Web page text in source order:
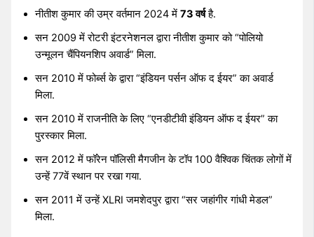
नीतीश कुमार की उम्र वर्तमान 2024 में73 वर्षहै.
सन 2009 में रोटरी इंटरनेशनल द्वारा नीतीश कुमार को “पोलियो
उन्मूलन चैंपियनशिप अवार्ड” मिला.
सन 2010 में फोर्ब्स के द्वारा “इंडियन पर्सन ऑफ द ईयर” का अवार्ड
मिला.
सन 2010 में राजनीति के लिए “एनडीटीवी इंडियन ऑफ द ईयर” का
पुरस्कार मिला.
सन 2012 में फॉरेन पॉलिसी मैगजीन के टॉप 100 वैश्विक चिंतक लोगों में
उन्हें 77वें स्थान पर रखा गया.
सन 2011 में उन्हें XLRI जमशेदपुर द्वारा “सर जहांगीर गांधी मेडल”
मिला.